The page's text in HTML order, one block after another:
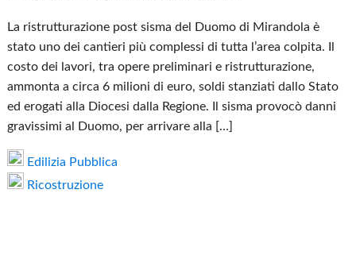
La ristrutturazione post sisma del Duomo di Mirandola è
stato uno dei cantieri più complessi di tutta l’area colpita. Il
costo dei lavori, tra opere preliminari e ristrutturazione,
ammonta a circa 6 milioni di euro, soldi stanziati dallo Stato
ed erogati alla Diocesi dalla Regione. Il sisma provocò danni
gravissimi al Duomo, per arrivare alla […]
Edilizia Pubblica
Ricostruzione